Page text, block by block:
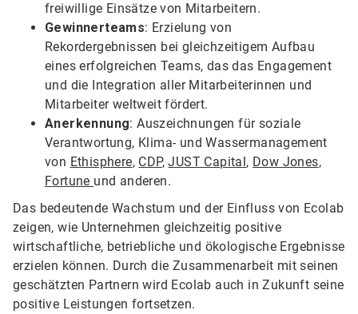
freiwillige Einsätze von Mitarbeitern.
Gewinnerteams: Erzielung von
Rekordergebnissen bei gleichzeitigem Aufbau
eines erfolgreichen Teams, das das Engagement
und die Integration aller Mitarbeiterinnen und
Mitarbeiter weltweit fördert.
Anerkennung: Auszeichnungen für soziale
Verantwortung, Klima- und Wassermanagement
von Ethisphere, CDP,JUST Capital , Dow Jones,
Fortune und anderen.
Das bedeutende Wachstum und der Einfluss von Ecolab
zeigen, wie Unternehmen gleichzeitig positive
wirtschaftliche, betriebliche und ökologische Ergebnisse
erzielen können. Durch die Zusammenarbeit mit seinen
geschätzten Partnern wird Ecolab auch in Zukunft seine
positive Leistungen fortsetzen.